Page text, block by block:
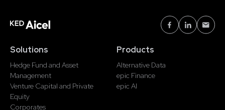
Solutions
Hedge Fund and Asset
Management
Venture Capital and Private
Equity
Corporates
Products
Alternative Data
epic Finance
epic AI